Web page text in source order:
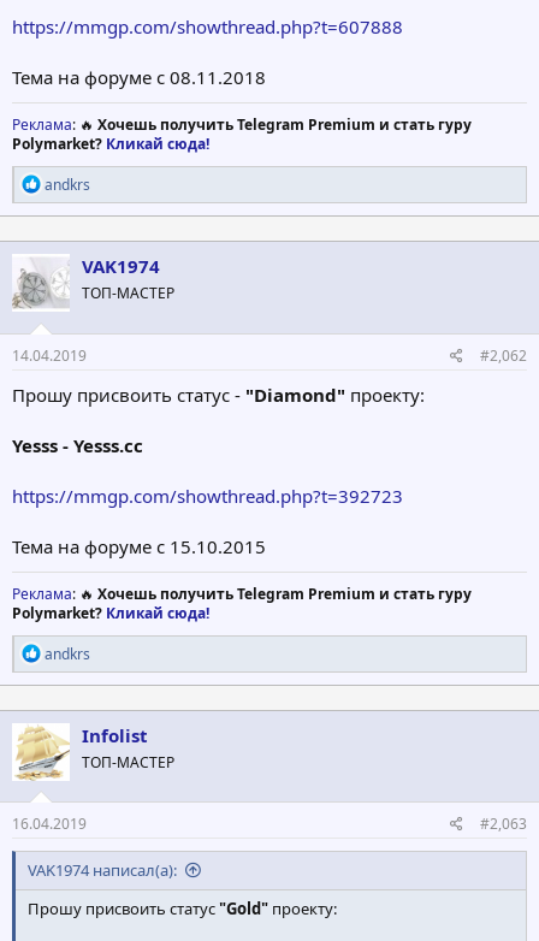
https://mmgp.com/showthread.php?t=607888
Тема на форуме с 08.11.2018
Реклама: 🔥 Хочешь получить Telegram Premium и стать гуру
Polymarket? Кликай сюда!
Р
е
а
к
ц
и
и
:
andkrs
VAK1974
ТОП-МАСТЕР
14.04.2019 #2,062
Прошу присвоить статус - "Diamond" проекту:
Yesss - Yesss.cc
https://mmgp.com/showthread.php?t=392723
Тема на форуме с 15.10.2015
Реклама: 🔥 Хочешь получить Telegram Premium и стать гуру
Polymarket? Кликай сюда!
Р
е
а
к
ц
и
и
:
andkrs
Infolist
ТОП-МАСТЕР
16.04.2019 #2,063
VAK1974 написал(а):
Прошу присвоить статус"Gold" проекту: